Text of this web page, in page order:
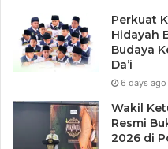
(Muhammad Amin)
Kepala Biro Natuna
Perkuat
Hidayah
Budaya
Da’i
6 days ago
Wakil
Resmi
2026 di